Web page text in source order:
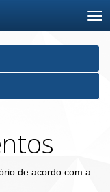
de acordo com a